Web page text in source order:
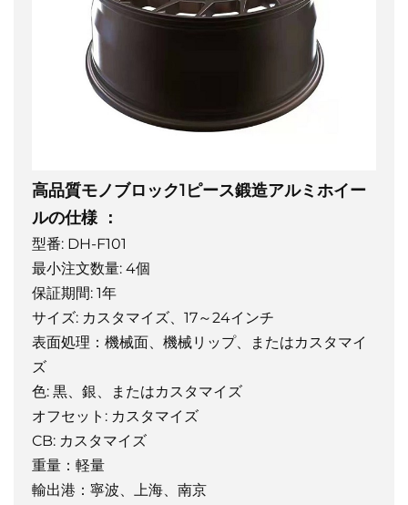
高品質モノブロック1ピース鍛造アルミホイー
ルの仕様 ：
型番: DH-F101
最小注文数量: 4個
保証期間: 1年
サイズ: カスタマイズ、17～24インチ
表面処理：機械面、機械リップ、またはカスタマイ
ズ
色: 黒、銀、またはカスタマイズ
オフセット: カスタマイズ
CB: カスタマイズ
重量：軽量
輸出港：寧波、上海、南京